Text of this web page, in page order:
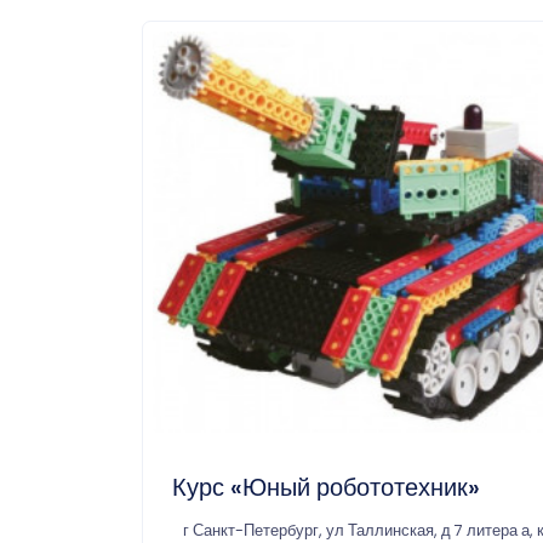
Курс «Юный робототехник»
г Санкт-Петербург, ул Таллинская, д 7 литера а,